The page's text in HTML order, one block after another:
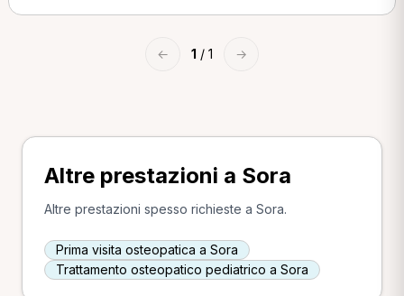
← 1 / 1 →
Altre prestazioni a Sora
Altre prestazioni spesso richieste a Sora.
Prima visita osteopatica a Sora
Trattamento osteopatico pediatrico a Sora